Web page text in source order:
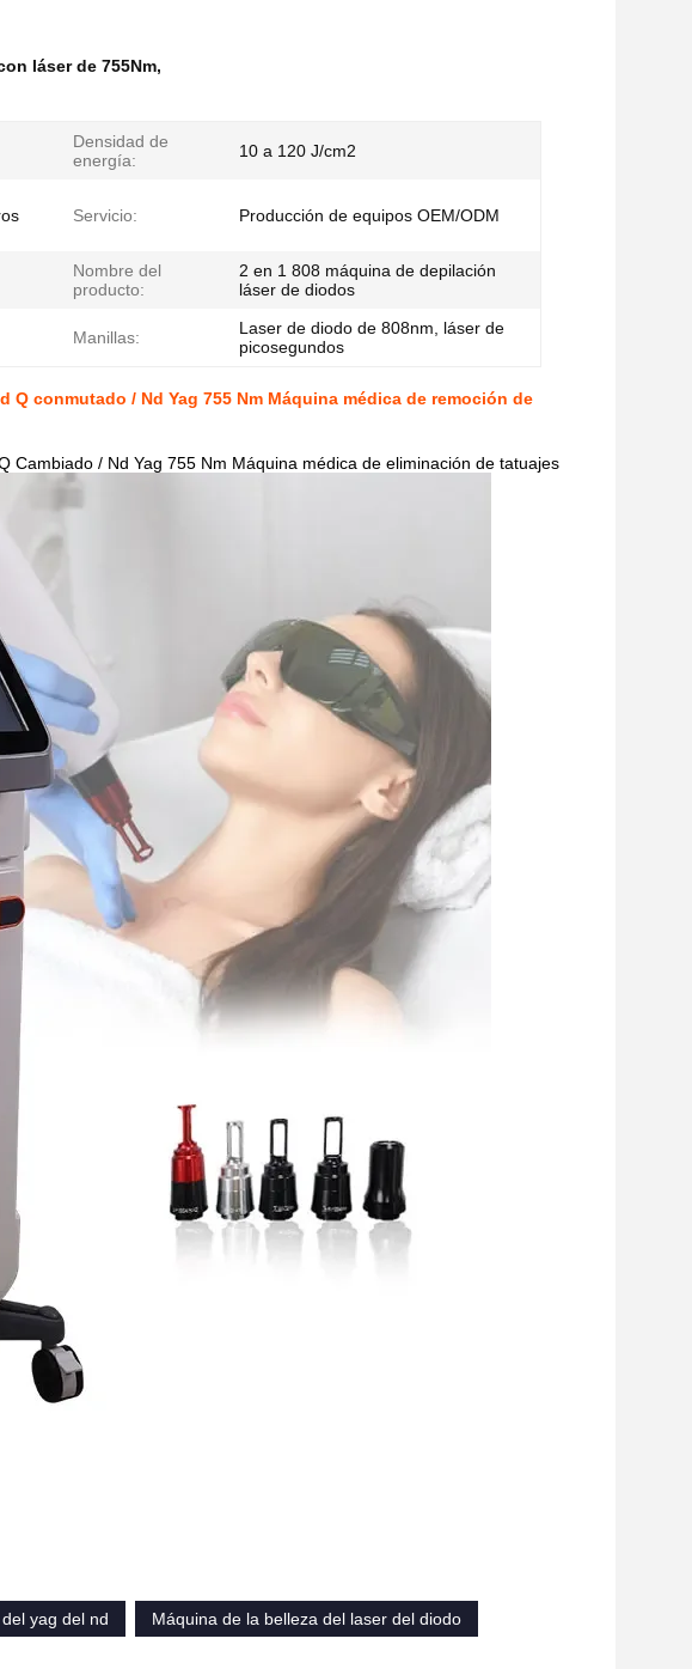
láser de 755Nm,
Densidad de
energía:
10 a 120 J/cm2
Servicio: Producción de equipos OEM/ODM
Nombre del
producto:
2 en 1 808 máquina de depilación
láser de diodos
Manillas:
Laser de diodo de 808nm, láser de
picosegundos
conmutado / Nd Yag 755 Nm Máquina médica de remoción de
Cambiado / Nd Yag 755 Nm Máquina médica de eliminación de tatuajes
yag del nd Máquina de la belleza del laser del diodo